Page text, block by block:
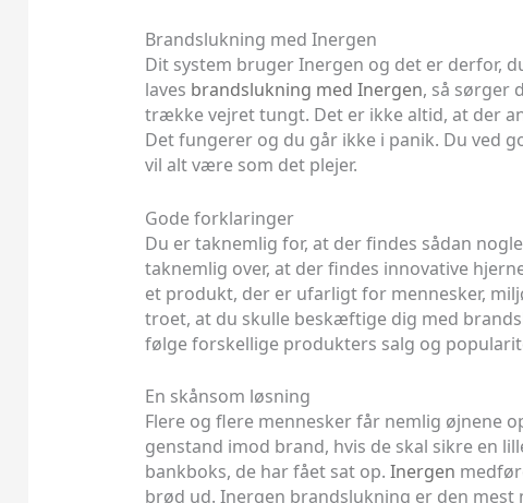
Brandslukning med Inergen
Dit system bruger Inergen og det er derfor,
laves brandslukning med Inergen, så sørger
trække vejret tungt. Det er ikke altid, at der
Det fungerer og du går ikke i panik. Du ved
vil alt være som det plejer.
Gode forklaringer
Du er taknemlig for, at der findes sådan
taknemlig over, at der findes innovative
et produkt, der er ufarligt for mennesker,
troet, at du skulle beskæftige dig med
følge forskellige produkters salg og
En skånsom løsning
Flere og flere mennesker får nemlig øjnene
genstand imod brand, hvis de skal sikre en
bankboks, de har fået sat op. Inergen
brød ud. Inergen brandslukning er den